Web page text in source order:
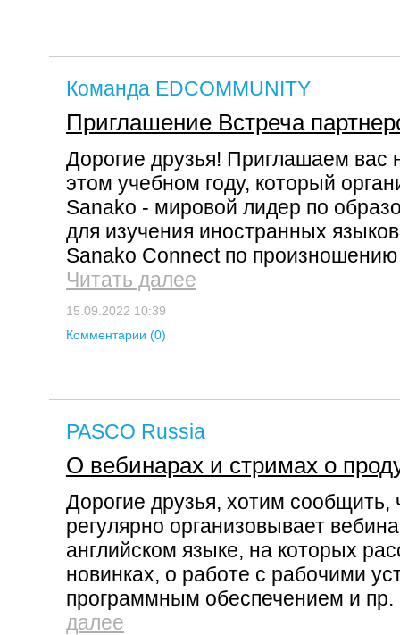
Команда EDCOMMUNITY
Приглашение Встреча
Дорогие друзья! Приглашаем вас
этом учебном году, который
Sanako - мировой лидер по
для изучения иностранных
Sanako Connect по
Читать далее
15.09.2022 10:39
Комментарии (0)
PASCO Russia
О вебинарах и стримах о
Дорогие друзья, хотим сообщить,
регулярно организовывает
английском языке, на которых
новинках, о работе с рабочими
программным обеспечением и
далее